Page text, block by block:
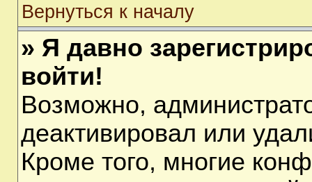
Вернуться к началу
» Я давно
войти!
Возможно,
деактивировал или
Кроме того, многие